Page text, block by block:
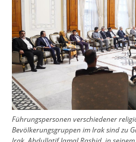
Führungspersonen verschiedener
Bevölkerungsgruppen im Irak sind zu